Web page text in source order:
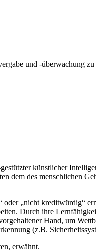
und -überwachung
künstlicher
dem des menschlichen
„nicht kreditwürdig“
Durch ihre
Hand, um
(z.B.
erwähnt.